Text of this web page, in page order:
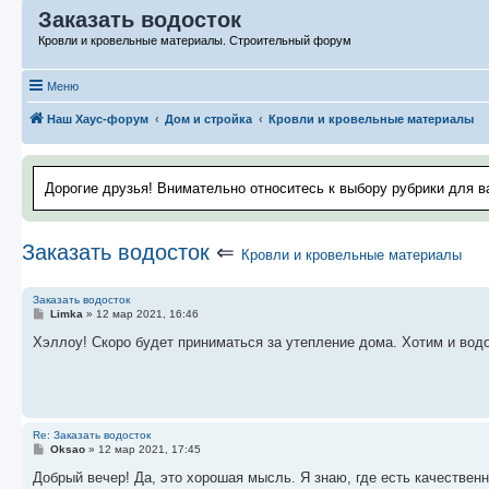
Заказать водосток
Кровли и кровельные материалы. Строительный форум
Меню
Наш Хаус-форум Дом и стройка Кровли и кровельные материалы
Дорогие друзья! Внимательно относитесь к выбору рубрики
Заказать водосток ⇐ Кровли и кровельные материалы
Заказать водосток
С
о
е
Limka » 12 мар 2021, 16:46
Хэллоу! Скоро будет приниматься за утепление дома. Хотим и
Re: Заказать водосток
С
о
Oksao» 12 мар 2021, 17:45
Добрый вечер! Да, это хорошая мысль. Я знаю, где есть